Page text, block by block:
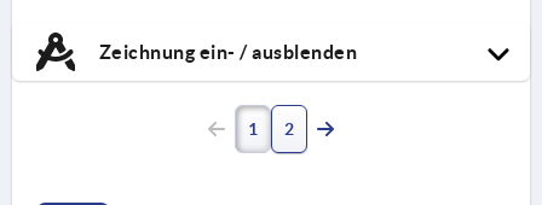
Zeichnung ein- / ausblenden
1 2